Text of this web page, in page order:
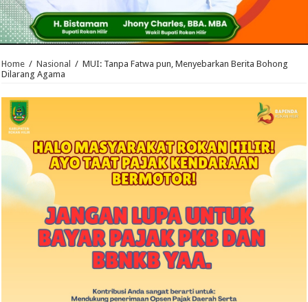
Home / Nasional / MUI: Tanpa Fatwa pun, Menyebarkan Berita Bohong
Dilarang Agama